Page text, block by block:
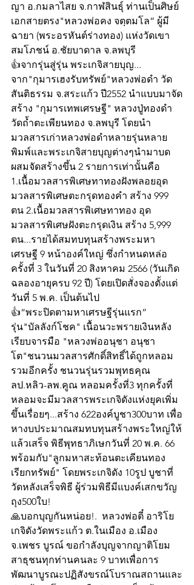
ญา อ.กมลาไสย จ.กาฬสินธุ์ ท่านเป็นศิษย์
เอกสายตรง"หลวงพ่อคง จตฺตมโล” ผู้มี
ฉายา (พระอรหันต์ร่างทอง) แห่งวัดเขา
สมโภชน์ อ.ชัยบาดาล จ.ลพบุรี
👍จากรุ่นสู่รุ่น พระเกจิสายบุญ...
จาก"กุมารเฮงรับทรัพย์"หลวงพ่อดำ วัด
สันติธรรม จ.สระแก้ว ปี2552 นำแบบมาจัด
สร้าง "กุมารเทพเศรษฐี" หลวงปู่ทองดำ
วัดถ้ำตะเพียนทอง จ.ลพบุรี โดยนำ
มวลสารเก่าหลวงพ่อดำหลายรุ่นหลาย
พิมพ์และพระเกจิสายบุญต่างๆนำมาบด
ผสมจัดสร้างขึ้น 2 รายการเท่านั้นคือ
1.เนื้อมวลสารพิเศษทาทองฝังพลอยอุด
มวลสารพิเศษตะกรุดทองคำ สร้าง 999
ตน 2.เนื้อมวลสารพิเศษทาทอง อุด
มวลสารพิเศษฝังตะกรุดเงิน สร้าง 5,999
ตน...รายได้สมทบทุนสร้างพระมหา
เศรษฐี 9 หน้าองค์ใหญ่ ซึ่งกำหนดหล่อ
ครั้งที่ 3 ในวันที่ 20 สิงหาคม 2566 (วันเกิด
ฉลองอายุครบ 92 ปี) โดยเปิดสั่งจองตั้งแต่
วันที่ 5 พ.ค. เป็นต้นไป
👍“พระปิดตามหาเศรษฐีรุ่นแรก”
รุ่น"บัลลังก์โชค" เนื้อนวะพรายเงินหลัง
เรียบจารมือ "หลวงพ่ออนุชา อนุชา
โต"ชนวนมวลสารศักดิ์สิทธิ์ได้ถูกหลอม
รวมอีกครั้ง ชนวนรุ่นรวมพุทธคุณ
ลป.หลิว-ลพ.คูณ หลอมครั้งที่3 ทุกครั้งที่
หลอมจะมีมวลสารพระเกจิดังแห่งยุคเพิ่ม
ขึ้นเรื่อยๆ...สร้าง 622องค์บูชา300บาท เพื่อ
หางบประมาณสมทบทุนสร้างพระใหญ่ให้
แล้วเสร็จ พิธีพุทธาภิเษกวันที่ 20 พ.ค. 66
พร้อมกับ"ลูกมหาสะท้อนตะเคียนทอง
เรียกทรัพย์" โดยพระเกจิดัง 10รูป บูชาที่
วัดหลังเสร็จพิธี ผู้ร่วมพิธีมีแบงค์เสกขวัญ
ถุง500ใบ!
🙏บอกบุญกันหน่อย!.  หลวงพ่อตี๋ อาริโย
เกจิดังวัดพระแก้ว ต.ในเมือง อ.เมือง
จ.เพชร บูรณ์ ขอกำลังบุญจากญาติโยม
สาธุชนทุกท่านคนละ 9 บาทเพื่อการ
พัฒนาบูรณะปฏิสังขรณ์โบราณสถานและ